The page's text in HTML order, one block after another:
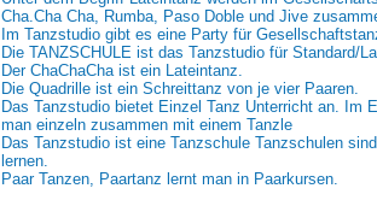
Cha.Cha Cha, Rumba, Paso Doble und Jive
Im Tanzstudio gibt es eine Party für
Die TANZSCHULE ist das Tanzstudio für Standard/
Der ChaChaCha ist ein Lateintanz.
Die Quadrille ist ein Schreittanz von je vier Paaren.
Das Tanzstudio bietet Einzel Tanz Unterricht an. Im
man einzeln zusammen mit einem Tanzle
Das Tanzstudio ist eine Tanzschule Tanzschulen
lernen.
Paar Tanzen, Paartanz lernt man in Paarkursen.